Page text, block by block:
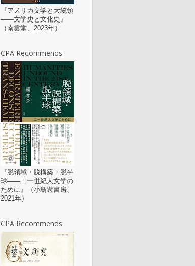
『アメリカ文学と大統領
——文学史と文化史』
（南雲堂、2023年）
CPA Recommends
『脱領域・脱構築・脱半
球——二一世紀人文学の
ために』（小鳥遊書房、
2021年）
CPA Recommends